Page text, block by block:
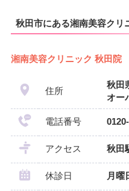
秋田市にある湘南美容クリ
湘南美容クリニック 秋田院
住所
秋田
オー
電話番号
アクセス 秋田
休診日 月曜